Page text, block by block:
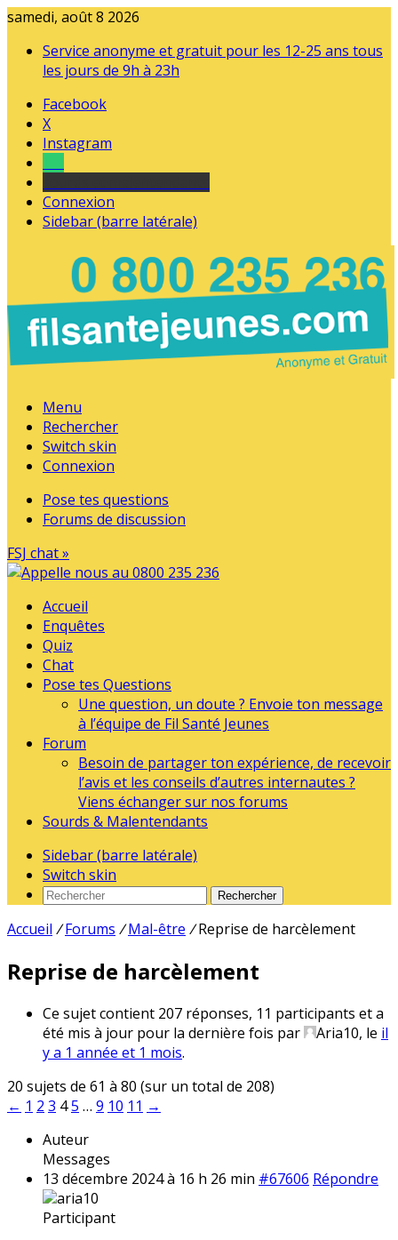
samedi, août 8 2026
Service anonyme et gratuit pour les 12-25 ans tous
les jours de 9h à 23h
Facebook
X
Instagram
Connexion
Sidebar (barre latérale)
Menu
Rechercher
Switch skin
Connexion
Pose tes questions
Forums de discussion
FSJ chat »
Accueil
Enquêtes
Quiz
Chat
Pose tes Questions
Une question, un doute ? Envoie ton message
à l’équipe de Fil Santé Jeunes
Forum
Besoin de partager ton expérience, de recevoir
l’avis et les conseils d’autres internautes ?
Viens échanger sur nos forums
Sourds & Malentendants
Sidebar (barre latérale)
Switch skin
Rechercher
Accueil / Forums / Mal-être / Reprise de harcèlement
Reprise de harcèlement
Ce sujet contient 207 réponses, 11 participants et a
été mis à jour pour la dernière fois par
Aria10, le il
y a 1 année et 1 mois.
20 sujets de 61 à 80 (sur un total de 208)
← 1 2 3 45 … 9 10 11 →
Auteur
Messages
13 décembre 2024 à 16 h 26 min #67606 Répondre
aria10
Participant